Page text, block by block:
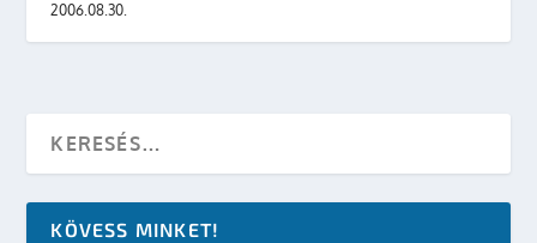
2006.08.30.
KÖVESS MINKET!